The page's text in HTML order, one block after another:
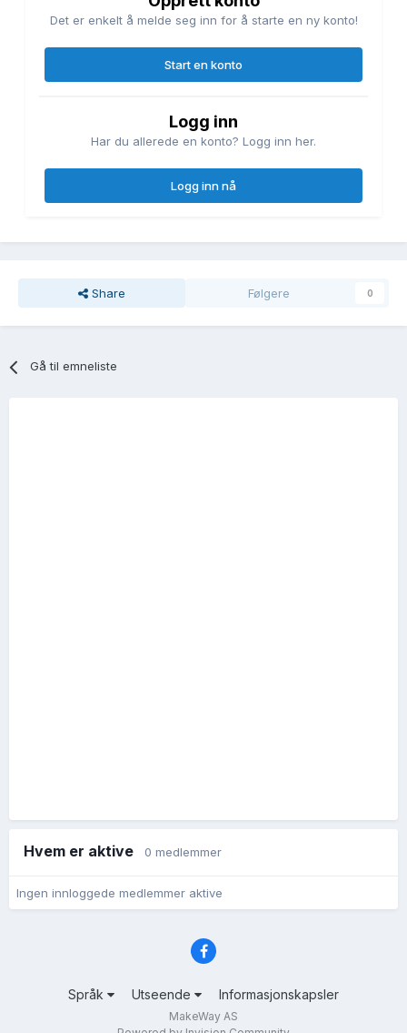
Det er enkelt å melde seg inn for å starte en ny konto!
Start en konto
Logg inn
Har du allerede en konto? Logg inn her.
Logg inn nå
Share Følgere 0
Gå til emneliste
Hvem er aktive 0 medlemmer
Ingen innloggede medlemmer aktive
Språk Utseende Informasjonskapsler
MakeWay AS